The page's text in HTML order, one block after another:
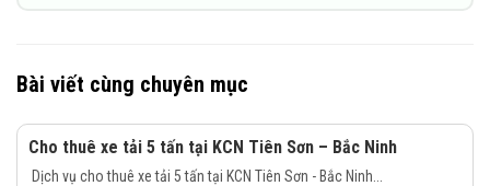
Bài viết cùng chuyên mục
Cho thuê xe tải 5 tấn tại KCN Tiên Sơn – Bắc Ninh
Dịch vụ cho thuê xe tải 5 tấn tại KCN Tiên Sơn - Bắc Ninh...